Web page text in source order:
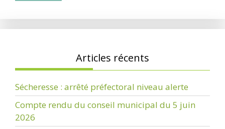
Articles récents
Sécheresse : arrêté préfectoral niveau alerte
Compte rendu du conseil municipal du 5 juin
2026